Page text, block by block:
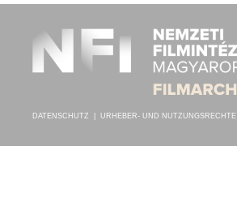
DATENSCHUTZ URHEBER- UND NUTZUNGSRECHTE